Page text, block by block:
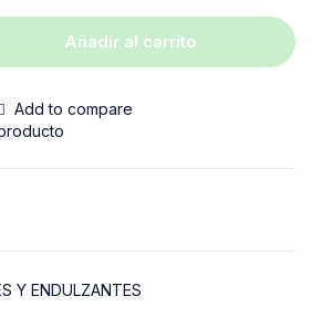
Añadir al carrito
Add to compare
Y ENDULZANTES